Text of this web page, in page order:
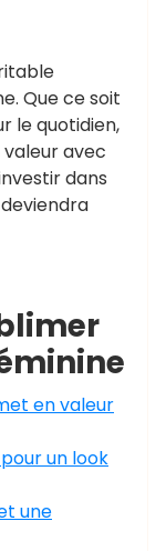
Que ce soit
le quotidien,
avec
dans
en valeur
un look
une